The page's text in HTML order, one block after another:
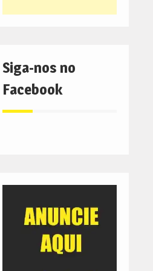
Siga-nos no
Facebook